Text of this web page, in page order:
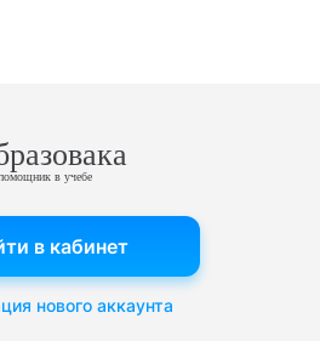
в учебе
в кабинет
нового аккаунта